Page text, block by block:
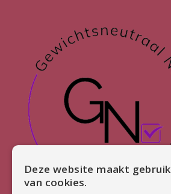
Deze website maakt gebruik
van cookies.